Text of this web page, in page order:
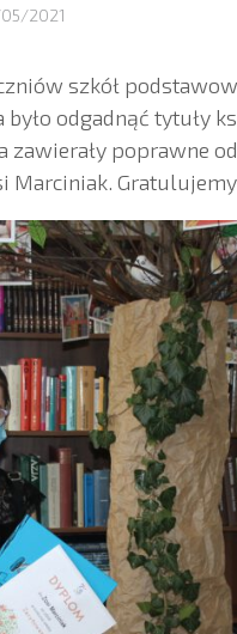
2021
szkół
odgadnąć tytuły
zawierały poprawne
Marciniak.